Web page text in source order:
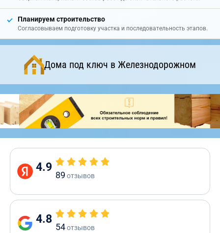
Планируем строительство
Согласовываем подготовку участка и последовательность этапов.
Дома под ключ в Железнодорожном
4.9
89 отзывов
4.8
54отзывов